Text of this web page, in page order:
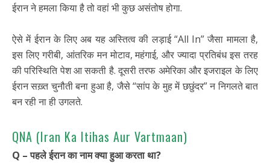
ईरान ने हमला किया है तो वहां भी कुछ असंतोष होगा.
ऐसे में ईरान के लिए अब यह अस्तित्व की लड़ाई “All In” जैसा मामला है,
इस लिए गरीबी, आंतरिक मन मोटाव, महंगाई, और ज्यादा प्रतिबंध इस तरह
की परिस्थिति पेश आ सकती है. दूसरी तरफ अमेरिका और इजराइल के लिए
ईरान सख़्त चुनौती बना हुआ है, जैसे “सांप के मुह में छछुंदर” न निगलते बात
बन रही ना ही उगलते.
QNA (Iran Ka Itihas Aur Vartmaan)
Q – पहले ईरान का नाम क्या हुआ करता था?